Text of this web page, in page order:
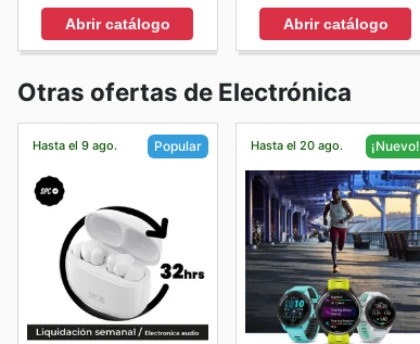
Abrir catálogo Abrir catálogo
Otras ofertas de Electrónica
Hasta el 9 ago. Popular Hasta el 20 ago. ¡Nuevo!